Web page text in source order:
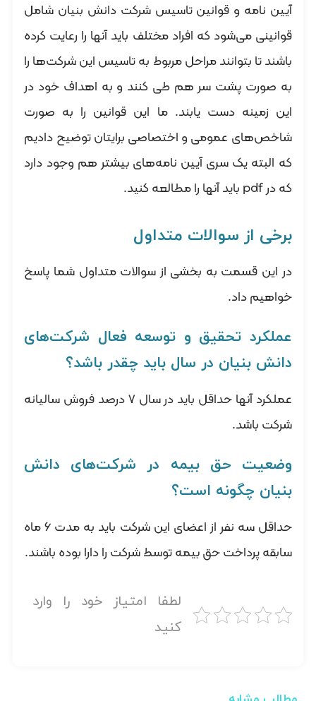
آیین نامه و قوانین تاسیس شرکت دانش بنیان شامل
قوانینی می‌شود که افراد مختلف باید آنها را رعایت کرده
باشند تا بتوانند مراحل مربوط به تاسیس این شرکت‌ها را
به صورت پشت سر هم طی کنند و به اهداف خود در
این زمینه دست یابند. ما این قوانین را به صورت
شاخص‌های عمومی و اختصاصی برایتان توضیح دادیم
که البته یک سری آیین نامه‌های بیشتر هم وجود دارد
که در pdf باید آنها را مطالعه کنید.
برخی از سوالات متداول
در این قسمت به بخشی از سوالات متداول شما پاسخ
خواهیم داد.
عملکرد تحقیق و توسعه فعال شرکت‌های
دانش بنیان در سال باید چقدر باشد؟
عملکرد آنها حداقل باید در سال ۷ درصد فروش سالیانه
شرکت باشد.
وضعیت حق بیمه در شرکت‌های دانش
بنیان چگونه است؟
حداقل سه نفر از اعضای این شرکت باید به مدت ۶ ماه
سابقه پرداخت حق بیمه توسط شرکت را دارا بوده باشند.
لطفا امتیاز خود را وارد
کنید